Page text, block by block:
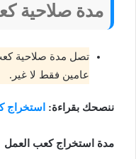
مدة صلاحية
تصل مدة صلاحية
عامين فقط لا غير.
ننصحك بقراءة: استخراج
مدة استخراج كعب العمل